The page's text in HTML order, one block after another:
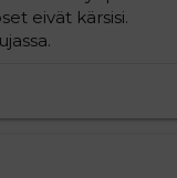
eivät kärsisi.